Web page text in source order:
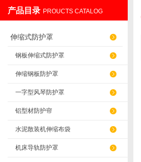
产品目录 PROUCTS CATALOG
伸缩式防护罩
钢板伸缩式防护罩
伸缩钢板防护罩
一字型风琴防护罩
铝型材防护帘
水泥散装机伸缩布袋
机床导轨防护罩